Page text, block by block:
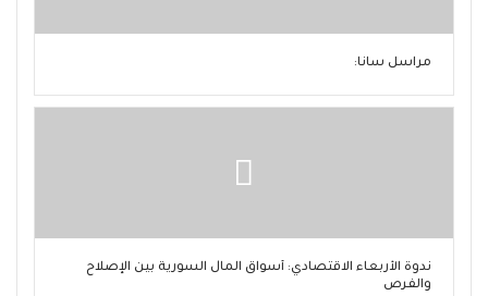
مراسل سانا:
ندوة الأربعاء الاقتصادي: أسواق المال السورية بين الإصلاح
والفرص